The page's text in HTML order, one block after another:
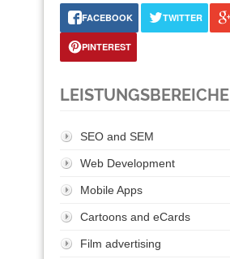
FACEBOOK TWITTER
PINTEREST
LEISTUNGSBEREICHE
SEO and SEM
Web Development
Mobile Apps
Cartoons and eCards
Film advertising